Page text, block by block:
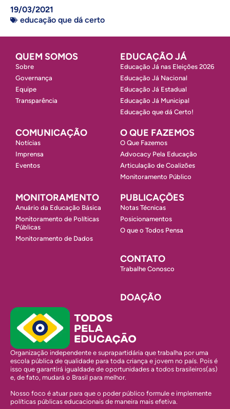
19/03/2021
educação que dá certo
QUEM SOMOS
Sobre
Governança
Equipe
Transparência
EDUCAÇÃO JÁ
Educação Já nas Eleições 2026
Educação Já Nacional
Educação Já Estadual
Educação Já Municipal
Educação que dá Certo!
COMUNICAÇÃO
Notícias
Imprensa
Eventos
O QUE FAZEMOS
O Que Fazemos
Advocacy Pela Educação
Articulação de Coalizões
Monitoramento Público
MONITORAMENTO
Anuário da Educação Básica
Monitoramento de Políticas
Públicas
Monitoramento de Dados
PUBLICAÇÕES
Notas Técnicas
Posicionamentos
O que o Todos Pensa
CONTATO
Trabalhe Conosco
DOAÇÃO
Organização independente e suprapartidária que trabalha por uma
escola pública de qualidade para toda criança e jovem no país. Pois é
isso que garantirá igualdade de oportunidades a todos brasileiros(as)
e, de fato, mudará o Brasil para melhor.
Nosso foco é atuar para que o poder público formule e implemente
políticas públicas educacionais de maneira mais efetiva.